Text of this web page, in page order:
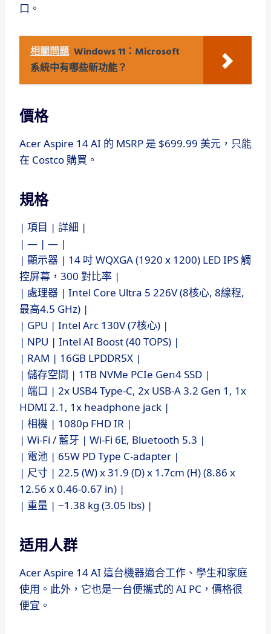
口。
相關問題 Windows 11：Microsoft
系統中有哪些新功能？
價格
Acer Aspire 14 AI 的 MSRP 是 $699.99 美元，只能
在 Costco 購買。
規格
| 項目 | 詳細 |
| — | — |
| 顯示器 | 14 吋 WQXGA (1920 x 1200) LED IPS 觸
控屏幕，300 對比率 |
| 處理器 | Intel Core Ultra 5 226V (8核心, 8線程,
最高4.5 GHz) |
| GPU | Intel Arc 130V (7核心) |
| NPU | Intel AI Boost (40 TOPS) |
| RAM | 16GB LPDDR5X |
| 儲存空間 | 1TB NVMe PCIe Gen4 SSD |
| 端口 | 2x USB4 Type-C, 2x USB-A 3.2 Gen 1, 1x
HDMI 2.1, 1x headphone jack |
| 相機 | 1080p FHD IR |
| Wi-Fi / 藍牙 | Wi-Fi 6E, Bluetooth 5.3 |
| 電池 | 65W PD Type C-adapter |
| 尺寸 | 22.5 (W) x 31.9 (D) x 1.7cm (H) (8.86 x
12.56 x 0.46-0.67 in) |
| 重量 | ~1.38 kg (3.05 lbs) |
适用人群
Acer Aspire 14 AI 這台機器適合工作、學生和家庭
使用。此外，它也是一台便攜式的 AI PC，價格很
便宜。